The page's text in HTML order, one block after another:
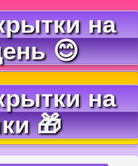
на
😊
на
🎁